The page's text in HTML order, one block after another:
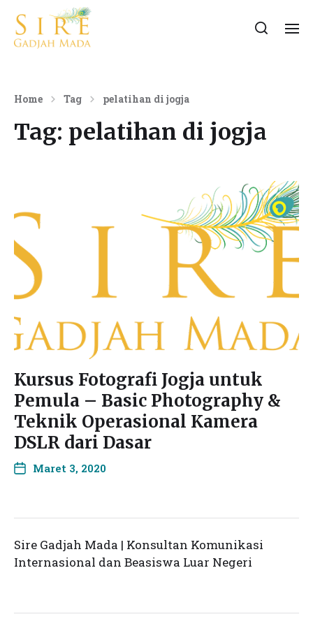
Home Tag pelatihan di jogja
Tag: pelatihan di jogja
Kursus Fotografi Jogja untuk
Pemula – Basic Photography &
Teknik Operasional Kamera
DSLR dari Dasar
Maret 3, 2020
Sire Gadjah Mada | Konsultan Komunikasi
Internasional dan Beasiswa Luar Negeri